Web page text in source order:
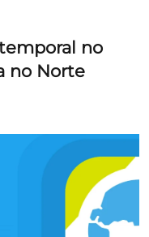
no
no Norte